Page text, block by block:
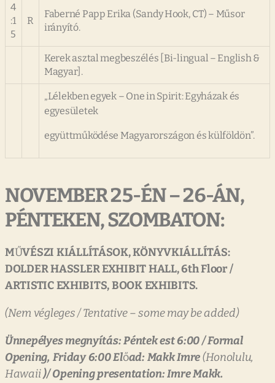
4
:1
5
R
Faberné Papp Erika (Sandy Hook, CT) – Műsor
irányító.
Kerek asztal megbeszélés [Bi-lingual – English &
Magyar].
„Lélekben egyek – One in Spirit: Egyházak és
egyesületek
együttműködése Magyarországon és külföldön”.
NOVEMBER25-ÉN–26-ÁN,
PÉNTEKEN,SZOMBATON:
MŰVÉSZI KIÁLLÍTÁSOK,KÖNYVKIÁLLÍTÁS:
DOLDERHASSLEREXHIBITHALL,6thFloor/
ARTISTICEXHIBITS,BOOKEXHIBITS.
(Nem végleges/ Tentative – some may beadded)
Ünnepélyes megnyítás:Péntekest 6:00/Formal
Opening, Friday 6:00Előad: MakkImre(Honolulu,
Hawaii)/ Opening presentation: ImreMakk.